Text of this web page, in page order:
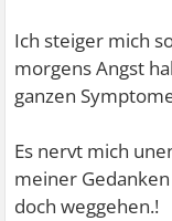
Ich steiger mich
morgens Angst
ganzen
Es nervt mich
meiner
doch weggehen.!